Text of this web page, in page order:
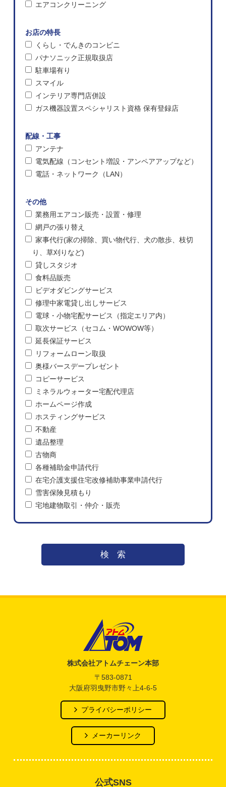
エアコンクリーニング
お店の特長
くらし・でんきのコンビニ
パナソニック正規取扱店
駐車場有り
スマイル
インテリア専門店併設
ガス機器設置スペシャリスト資格 保有登録店
配線・工事
アンテナ
電気配線（コンセント増設・アンペアアップなど）
電話・ネットワーク（LAN）
その他
業務用エアコン販売・設置・修理
網戸の張り替え
家事代行(家の掃除、買い物代行、犬の散歩、枝切
り、草刈りなど)
貸しスタジオ
食料品販売
ビデオダビングサービス
修理中家電貸し出しサービス
電球・小物宅配サービス（指定エリア内）
取次サービス（セコム・WOWOW等）
延長保証サービス
リフォームローン取扱
奥様バースデープレゼント
コピーサービス
ミネラルウォーター宅配代理店
ホームページ作成
ホスティングサービス
不動産
遺品整理
古物商
各種補助金申請代行
在宅介護支援住宅改修補助事業申請代行
雪害保険見積もり
宅地建物取引・仲介・販売
検索
株式会社アトムチェーン本部
〒583-0871
大阪府羽曳野市野々上4-6-5
プライバシーポリシー
メーカーリンク
公式SNS